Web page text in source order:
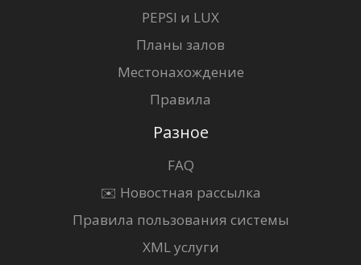
PEPSI и LUX
Планы залов
Местонахождение
Правила
Разное
FAQ
✉️ Новостная рассылка
Правила пользования системы
XML услуги